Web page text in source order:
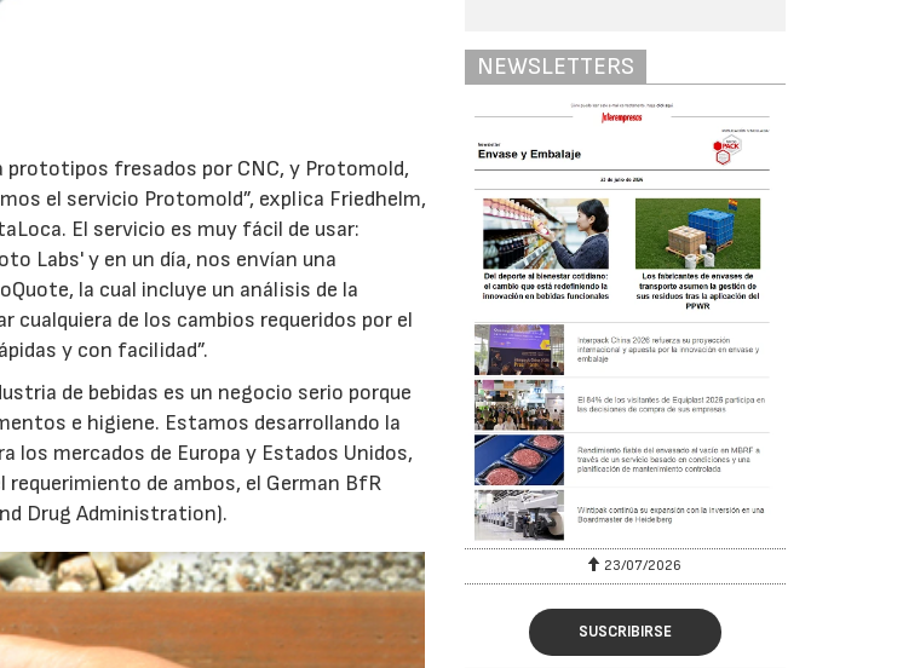
fresados por CNC, y Protomold,
el servicio Protomold”, explica Friedhelm,
El servicio es muy fácil de usar:
Labs' y en un día, nos envían una
la cual incluye un análisis de la
cualquiera de los cambios requeridos por el
y con facilidad”.
de bebidas es un negocio serio porque
e higiene. Estamos desarrollando la
los mercados de Europa y Estados Unidos,
de ambos, el German BfR
Drug Administration).
NEWSLETTERS
2026 30/07/2026 23/07/2026
SUSCRIBIRSE